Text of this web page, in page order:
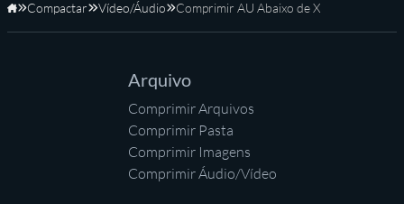
Início
Compactar Vídeo/Áudio Comprimir AU Abaixo de X
Arquivo
Comprimir Arquivos
Comprimir Pasta
Comprimir Imagens
Comprimir Áudio/Vídeo